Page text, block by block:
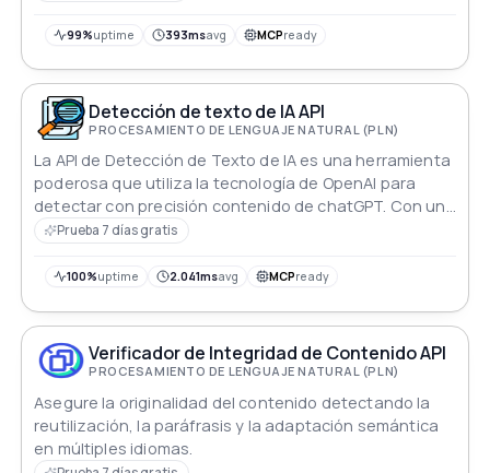
99%uptime 393msavg MCPready
Detección de texto de IA API
PROCESAMIENTO DE LENGUAJE NATURAL (PLN)
La API de Detección de Texto de IA es una herramienta
poderosa que utiliza la tecnología de OpenAI para
detectar con precisión contenido de chatGPT. Con una
interfaz amigable y alta precisión, puede detectar
detector de ensayos para los profesores.
Prueba 7 días gratis
100%uptime 2.041msavg MCPready
Verificador de Integridad de Contenido API
PROCESAMIENTO DE LENGUAJE NATURAL (PLN)
Asegure la originalidad del contenido detectando la
reutilización, la paráfrasis y la adaptación semántica
en múltiples idiomas.